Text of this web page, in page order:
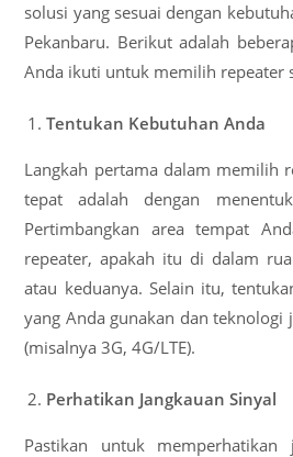
solusi yang sesuai dengan
Pekanbaru. Berikut adalah
Anda ikuti untuk memilih repeater
Tentukan Kebutuhan Anda
Langkah pertama dalam memilih
tepat adalah dengan
Pertimbangkan area tempat
repeater, apakah itu di dalam
atau keduanya. Selain itu,
yang Anda gunakan dan teknologi
(misalnya 3G, 4G/LTE).
Perhatikan Jangkauan Sinyal
Pastikan untuk memperhatikan